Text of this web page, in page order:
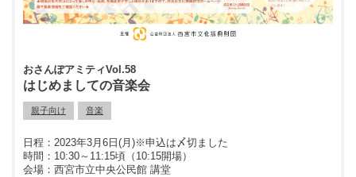
おさんぽアミティVol.58
はじめましての音楽会
親子向け 音楽
2023年3月6日(月)※申込は〆切ました
10:30～11:15頃（10:15開場）
西宮市立中央公民館 講堂